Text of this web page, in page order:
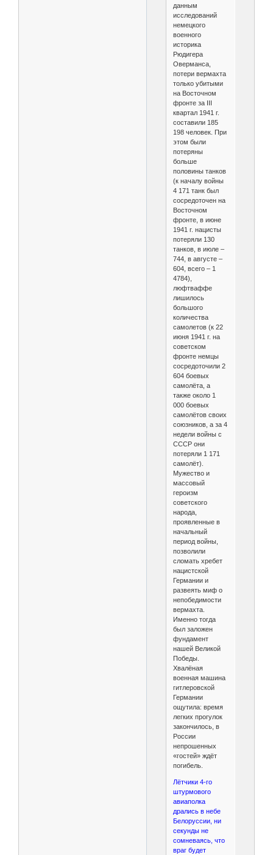
данным
исследований
немецкого
военного
историка
Рюдигера
Оверманса,
потери вермахта
только убитыми
на Восточном
фронте за III
квартал 1941 г.
составили 185
198 человек. При
этом были
потеряны
больше
половины танков
(к началу войны
4 171 танк был
сосредоточен на
Восточном
фронте, в июне
1941 г. нацисты
потеряли 130
танков, в июле –
744, в августе –
604, всего – 1
4784),
люфтваффе
лишилось
большого
количества
самолетов (к 22
июня 1941 г. на
советском
фронте немцы
сосредоточили 2
604 боевых
самолёта, а
также около 1
000 боевых
самолётов своих
союзников, а за 4
недели войны с
СССР они
потеряли 1 171
самолёт).
Мужество и
массовый
героизм
советского
народа,
проявленные в
начальный
период войны,
позволили
сломать хребет
нацистской
Германии и
развеять миф о
непобедимости
вермахта.
Именно тогда
был заложен
фундамент
нашей Великой
Победы.
Хвалёная
военная машина
гитлеровской
Германии
ощутила: время
легких прогулок
закончилось, в
России
непрошенных
«гостей» ждёт
погибель.
Лётчики 4-го
штурмового
авиаполка
дрались в небе
Белоруссии, ни
секунды не
сомневаясь, что
враг будет